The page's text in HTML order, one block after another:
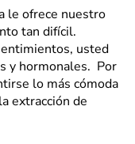
le ofrece nuestro
tan difícil.
usted
y hormonales. Por
lo más cómoda
extracción de